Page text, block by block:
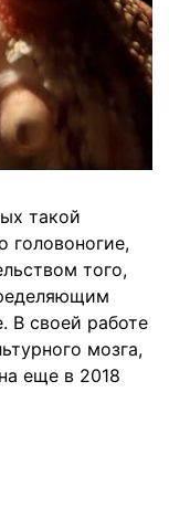
такой
головоногие,
того,
В своей работе
мозга,
еще в 2018